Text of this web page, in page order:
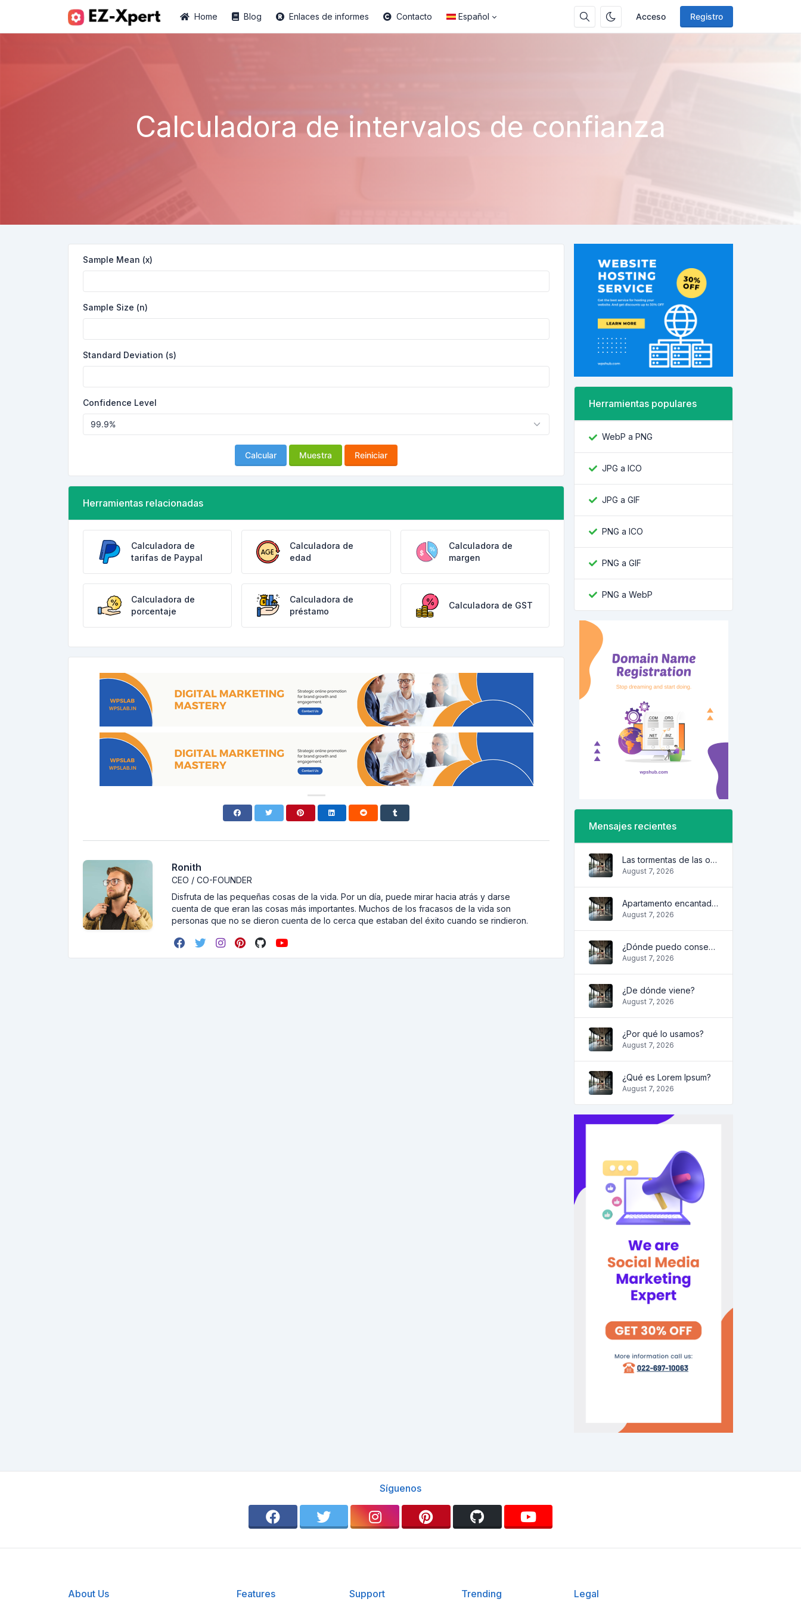
Acceso Registro
Home Blog Enlaces de informes Contacto Español
Calculadora de intervalos de confianza
Sample Mean (x)
Sample Size (n)
Standard Deviation (s)
Confidence Level
Calcular Muestra Reiniciar
Herramientas relacionadas
Calculadora de
tarifas de Paypal
Calculadora de
edad
Calculadora de
margen
Calculadora de
porcentaje
Calculadora de
préstamo
Calculadora de GST
Ronith
CEO / CO-FOUNDER
Disfruta de las pequeñas cosas de la vida. Por un día, puede mirar hacia atrás y darse
cuenta de que eran las cosas más importantes. Muchos de los fracasos de la vida son
personas que no se dieron cuenta de lo cerca que estaban del éxito cuando se rindieron.
Herramientas populares
WebP a PNG
JPG a ICO
JPG a GIF
PNG a ICO
PNG a GIF
PNG a WebP
Mensajes recientes
Las tormentas de las olas
August 7, 2026
Apartamento encantador y acogedor
August 7, 2026
¿Dónde puedo conseguirlo?
August 7, 2026
¿De dónde viene?
August 7, 2026
¿Por qué lo usamos?
August 7, 2026
¿Qué es Lorem Ipsum?
August 7, 2026
Síguenos
About Us Features Support Trending Legal